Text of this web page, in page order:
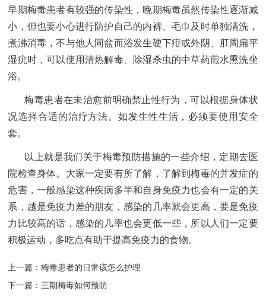
早期梅毒患者有较强的传染性，晚期梅毒虽然传染性逐渐减
小，但也要小心进行防护自己的内裤、毛巾及时单独清洗，
煮沸消毒，不与他人同盆而浴发生硬下疳或外阴、肛周扁平
湿疣时，可以使用清热解毒、除湿杀虫的中草药煎水熏洗坐
浴。
梅毒患者在未治愈前明确禁止性行为，可以根据身体状
况选择合适的治疗方法。如发生性生活，必须要使用安全
套。
以上就是我们关于梅毒预防措施的一些介绍，定期去医
院检查身体。大家一定要有所了解，了解到梅毒的并发症的
危害，一般感染这种疾病多半和自身免疫力也会有一定的关
系，越是免疫力差的朋友，感染的几率就会更高，要是免疫
力比较高的话，感染的几率也会更低一些，所以人们一定要
积极运动，多吃点有助于提高免疫力的食物。
上一篇：梅毒患者的日常该怎么护理
下一篇：三期梅毒如何预防